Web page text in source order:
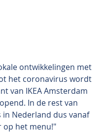
ontwikkelingen met
het coronavirus wordt
van IKEA Amsterdam
In de rest van
in Nederland dus vanaf
op het menu!"